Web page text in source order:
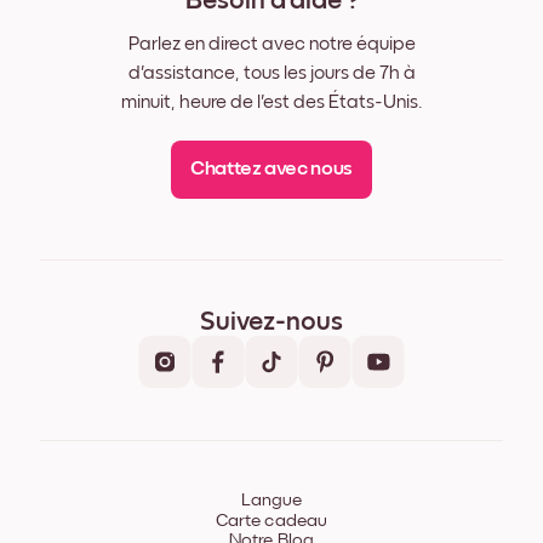
Parlez en direct avec notre équipe
d'assistance, tous les jours de 7h à
minuit, heure de l'est des États-Unis.
Chattez avec nous
Suivez-nous
Langue
Carte cadeau